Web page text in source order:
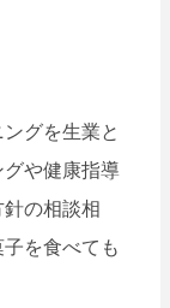
グを生業と
や健康指導
の相談相
を食べても